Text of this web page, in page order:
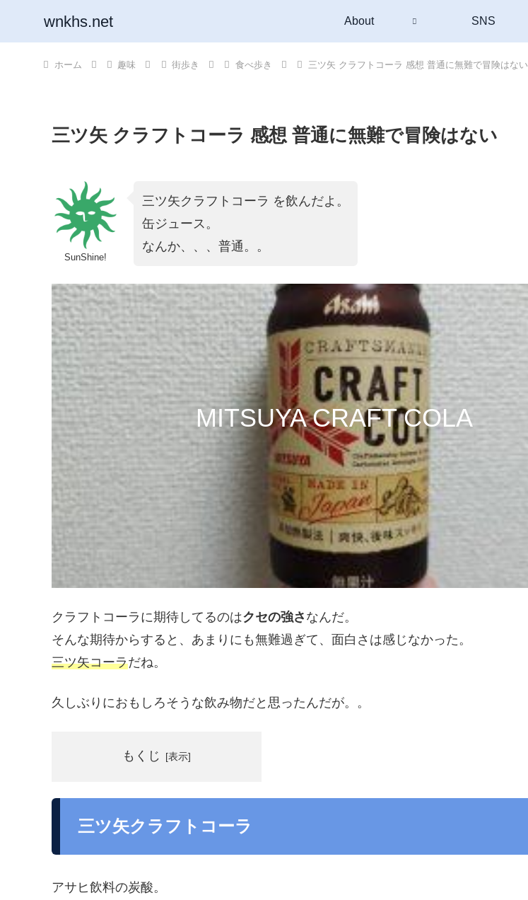
wnkhs.net About SNS
ホーム 趣味 街歩き 食べ歩き 三ツ矢 クラフトコーラ 感想 普通に無難で冒険はない
三ツ矢 クラフトコーラ 感想 普通に無難で冒険はない
SunShine!
三ツ矢クラフトコーラ を飲んだよ。
缶ジュース。
なんか、、、普通。。
MITSUYA CRAFT COLA
クラフトコーラに期待してるのはクセの強さ なんだ。
そんな期待からすると、あまりにも無難過ぎて、面白さは感じなかった。
三ツ矢コーラだね。
久しぶりにおもしろそうな飲み物だと思ったんだが。。
もくじ
三ツ矢クラフトコーラ
アサヒ飲料の炭酸。